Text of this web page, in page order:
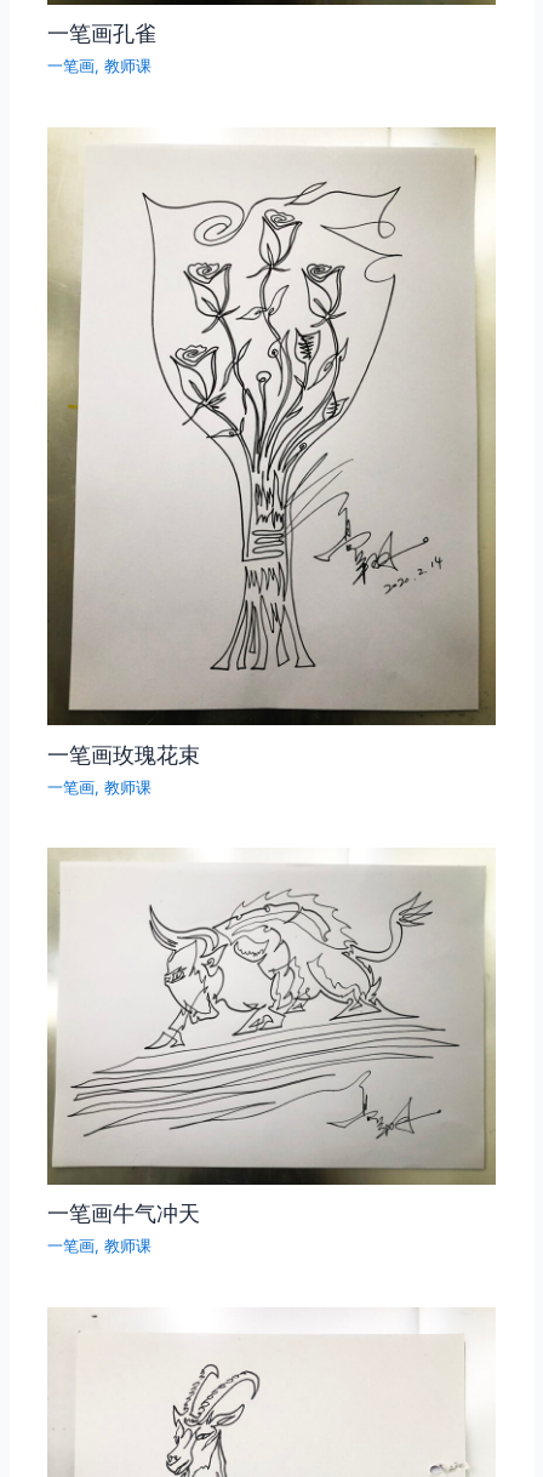
一笔画孔雀
一笔画,教师课
一笔画玫瑰花束
一笔画,教师课
一笔画牛气冲天
一笔画,教师课